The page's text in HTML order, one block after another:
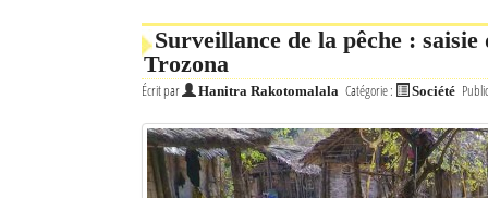
Surveillance de la pêche :
Trozona
Écrit par Hanitra Rakotomalala Catégorie : Société